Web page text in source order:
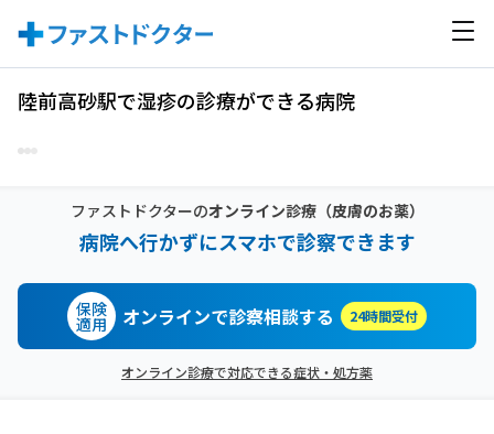
陸前高砂駅で湿疹の診療ができる病院
ファストドクターのオンライン診療（皮膚のお薬）
病院へ行かずにスマホで診察できます
保険
適用 オンラインで診察相談する 24時間受付
オンライン診療で対応できる症状・処方薬